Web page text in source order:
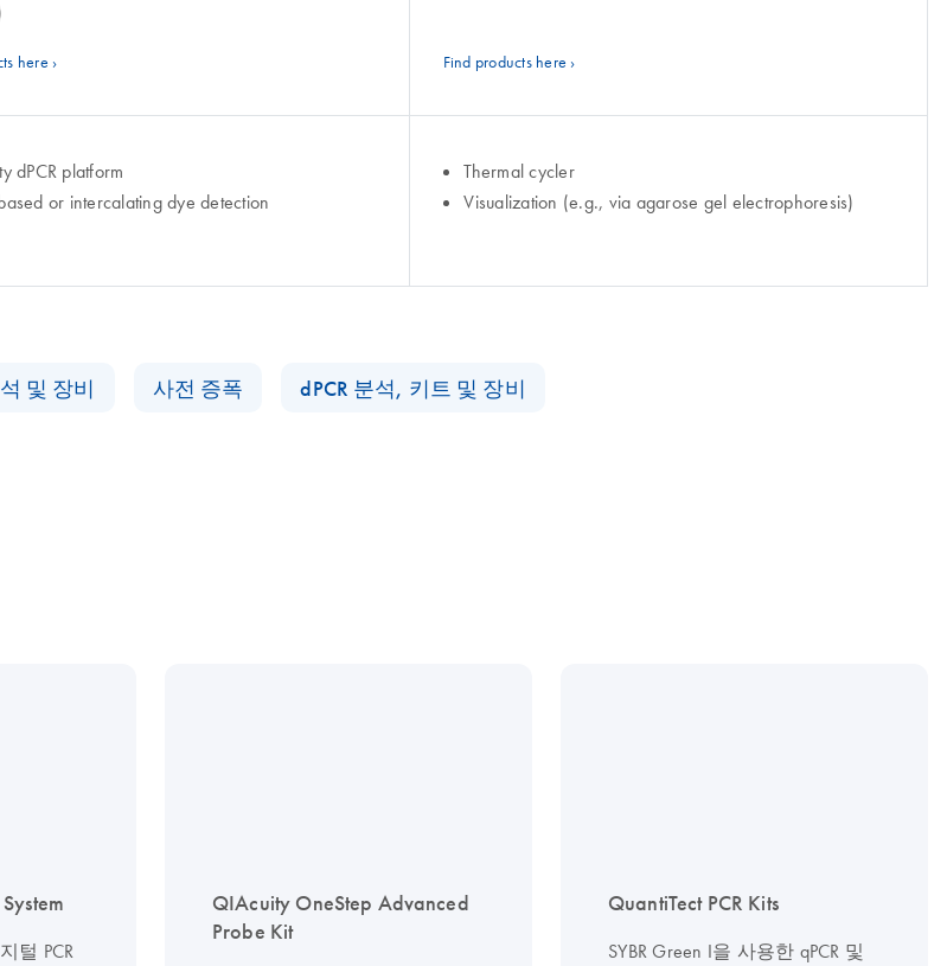
here › Find products here ›
dPCR platform
or intercalating dye detection
Thermal cycler
Visualization (e.g., via agarose gel electrophoresis)
및 장비 사전 증폭 dPCR 분석, 키트 및 장비
털 PCR
QIAcuity OneStep Advanced
Probe Kit
QuantiTect PCR Kits
SYBR Green I을 사용한 qPCR 및